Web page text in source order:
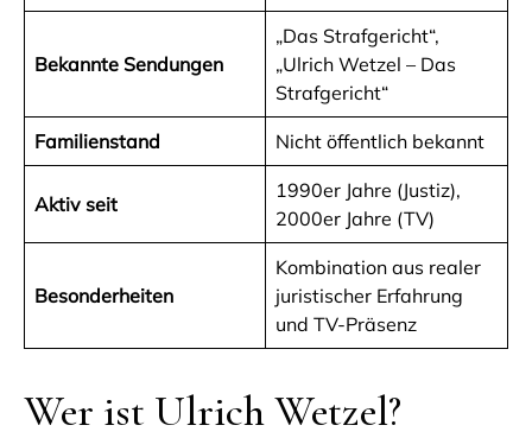
Bekannte Sendungen
„Das Strafgericht“,
„Ulrich Wetzel – Das
Strafgericht“
Familienstand Nicht öffentlich bekannt
Aktiv seit
1990er Jahre (Justiz),
2000er Jahre (TV)
Besonderheiten
Kombination aus realer
juristischer Erfahrung
und TV-Präsenz
Wer ist Ulrich Wetzel?